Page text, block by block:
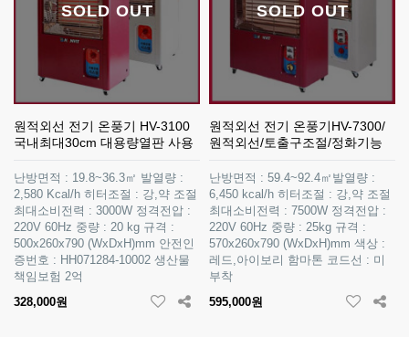
SOLD OUT
원적외선 전기 온풍기 HV-3100
국내최대30cm 대용량열판 사용
난방면적 : 19.8~36.3㎡ 발열량 :
2,580 Kcal/h 히터조절 : 강,약 조절
최대소비전력 : 3000W 정격전압 :
220V 60Hz 중량 : 20 kg 규격 :
500x260x790 (WxDxH)mm 안전인
증번호 : HH071284-10002 생산물
책임보험 2억
328,000원
SOLD OUT
원적외선 전기 온풍기HV-7300/
원적외선/토출구조절/정화기능
난방면적 : 59.4~92.4㎡발열량 :
6,450 kcal/h 히터조절 : 강,약 조절
최대소비전력 : 7500W 정격전압 :
220V 60Hz 중량 : 25kg 규격 :
570x260x790 (WxDxH)mm 색상 :
레드,아이보리 함마톤 코드선 : 미
부착
595,000원